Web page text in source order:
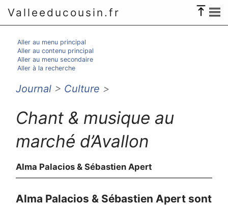
Valleeducousin.fr
Aller au menu principal
Aller au contenu principal
Aller au menu secondaire
Aller à la recherche
Journal > Culture >
Chant & musique au
marché d’Avallon
Alma Palacios & Sébastien Apert
Alma Palacios & Sébastien Apert sont